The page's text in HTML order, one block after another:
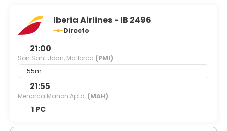
Iberia Airlines - IB 2496
Directo
21:00
Son Sant Joan, Mallorca (PMI)
55m
21:55
Menorca Mahon Apto. (MAH)
1 PC